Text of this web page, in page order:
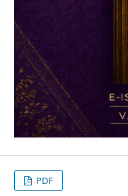
PDF